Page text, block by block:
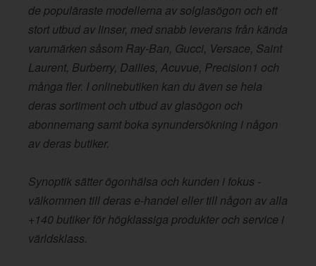
de populäraste modellerna av solglasögon och ett
stort utbud av linser, med snabb leverans från kända
varumärken såsom Ray-Ban, Gucci, Versace, Saint
Laurent, Burberry, Dailies, Acuvue, Precision1 och
många fler. I onlinebutiken kan du även se hela
deras sortiment och utbud av glasögon och
abonnemang samt boka synundersökning i någon
av deras butiker.
Synoptik sätter ögonhälsa och kunden i fokus -
välkommen till deras e-handel eller till någon av alla
+140 butiker för högklassiga produkter och service i
världsklass.